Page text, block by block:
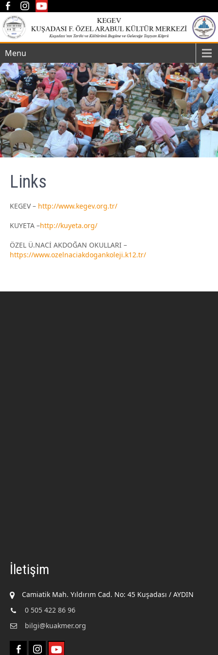
Menu
Links
KEGEV – http://www.kegev.org.tr/
KUYETA –http://kuyeta.org/
ÖZEL Ü.NACİ AKDOĞAN OKULLARI –
https://www.ozelnaciakdogankoleji.k12.tr/
İletişim
Camiatik Mah. Yıldırım Cad. No: 45 Kuşadası / AYDIN
0 505 422 86 96
bilgi@kuakmer.org